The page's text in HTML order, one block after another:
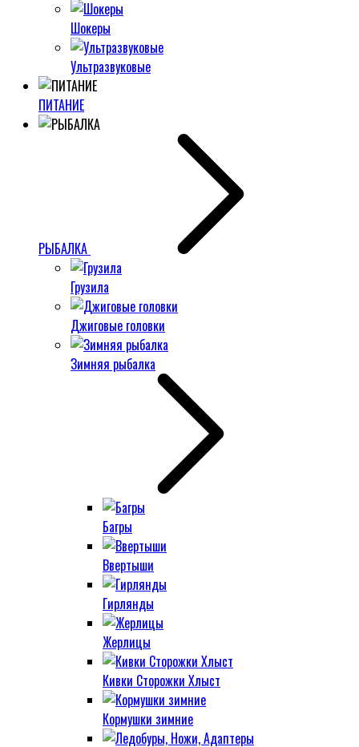
Шокеры
Ультразвуковые
ПИТАНИЕ
РЫБАЛКА
Грузила
Джиговые головки
Зимняя рыбалка
Багры
Ввертыши
Гирлянды
Жерлицы
Кивки Сторожки Хлыст
Кормушки зимние